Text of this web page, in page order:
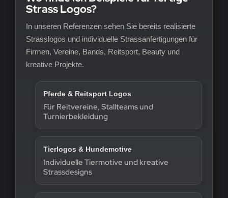
Strass Logos?
In unseren Referenzen sehen Sie bereits realisierte
Strasslogos und individuelle Strassanfertigungen für
Firmen, Vereine, Bands, Reitsport, Beauty und
kreative Projekte.
Pferde & Reitsport Logos
Für Reitvereine, Stallteams und
Turnierbekleidung
Tierlogos & Hundemotive
Individuelle Tiermotive und kreative
Strassdesigns